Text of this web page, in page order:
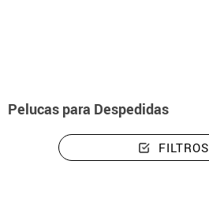
Pelucas para Despedidas
FILTROS